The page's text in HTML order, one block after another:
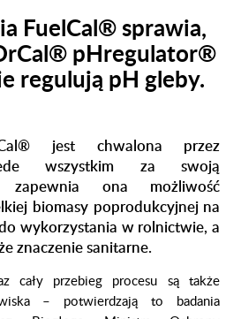
FuelCal® sprawia,
pHregulator®
regulują pH gleby.
jest chwalona przez
wszystkim za swoją
zapewnia ona możliwość
biomasy poprodukcyjnej na
wykorzystania w rolnictwie, a
znaczenie sanitarne.
cały przebieg procesu są także
– potwierdzają to badania